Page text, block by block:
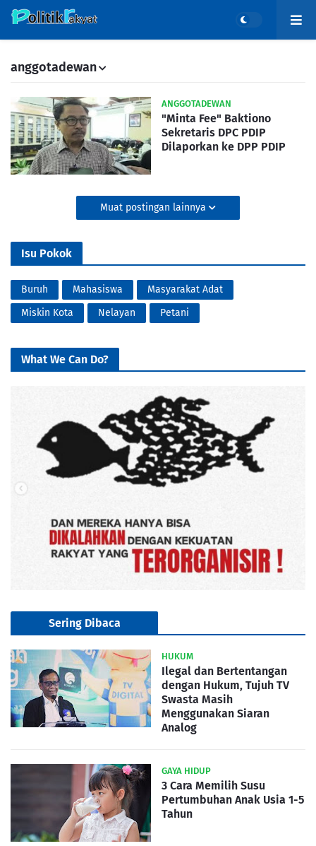
anggotadewan
ANGGOTADEWAN
"Minta Fee" Baktiono
Sekretaris DPC PDIP
Dilaporkan ke DPP PDIP
Muat postingan lainnya
Isu Pokok
Buruh Mahasiswa
Masyarakat Adat
Miskin Kota
Nelayan Petani
What We Can Do?
Sering Dibaca
HUKUM
Ilegal dan Bertentangan
dengan Hukum, Tujuh TV
Swasta Masih
Menggunakan Siaran
Analog
GAYA HIDUP
3 Cara Memilih Susu
Pertumbuhan Anak Usia 1-5
Tahun